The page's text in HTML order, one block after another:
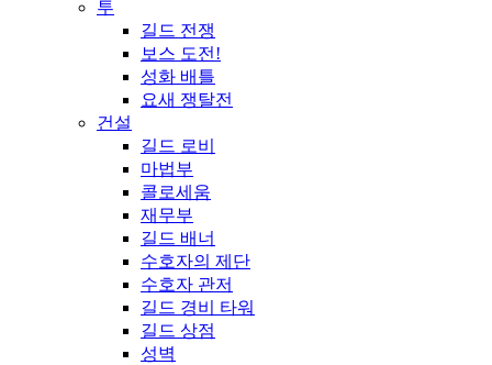
투
길드 전쟁
보스 도전!
성화 배틀
요새 쟁탈전
건설
길드 로비
마법부
콜로세움
재무부
길드 배너
수호자의 제단
수호자 관저
길드 경비 타워
길드 상점
성벽